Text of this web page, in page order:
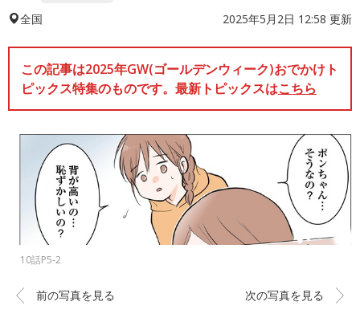
全国 2025年5月2日 12:58 更新
この記事は2025年GW(ゴールデンウィーク)おでかけト
ピックス特集のものです。最新トピックスはこちら
10話P5-2
前の写真を見る 次の写真を見る